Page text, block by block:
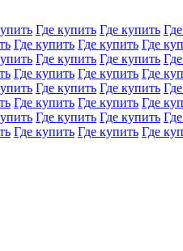
Где купить Где купить
Где купить Где купить Где
Где купить Где купить
Где купить Где купить Где
Где купить Где купить
Где купить Где купить Где
Где купить Где купить
Где купить Где купить Где